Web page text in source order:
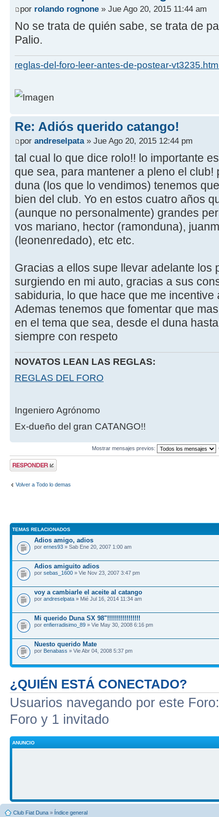
por rolando rognone » Jue Ago 20, 2015 11:44 am
No se trata de quién sabe, se trata de
Palio.
reglas-del-foro-leer-antes-de-postear-
Re: Adiós querido catango!
por andreselpata» Jue Ago 20, 2015 12:44 pm
tal cual lo que dice rolo!! lo importante
que sea, para mantener a pleno el
duna (los que lo vendimos) tenemos
bien del club. Yo en estos cuatro años
(aunque no personalmente) grandes
vos mariano, hector (ramonduna),
(leonenredado), etc etc.
Gracias a ellos supe llevar adelante los
surgiendo en mi auto, gracias a sus
sabiduria, lo que hace que me incentive
Ademas tenemos que fomentar que
en el tema que sea, desde el duna
siempre con respeto
NOVATOS LEAN LAS REGLAS:
REGLAS DEL FORO
Ingeniero Agrónomo
Ex-dueño del gran CATANGO!!
Mostrar mensajes previos:
Publicar una
respuesta
Volver a Todo lo demas
TEMAS RELACIONADOS
Adios amigo, adios
por ernes93 » Sab Ene 20, 2007 1:00 am
Adios amiguito adios
por sebas_1600 » Vie Nov 23, 2007 3:47 pm
voy a cambiarle el aceite al catango
por andreselpata » Mié Jul 16, 2014 11:34 am
Mi querido Duna SX 98"!!!!!!!!!!!!!!!!!
por enfierradisimo_89 » Vie May 30, 2008 6:16 pm
Nuesto querido Mate
por Benabass » Vie Abr 04, 2008 5:37 pm
¿QUIÉN ESTÁ CONECTADO?
Usuarios navegando por este
Foro y 1 invitado
ANUNCIO
Club Fiat Duna » Índice general